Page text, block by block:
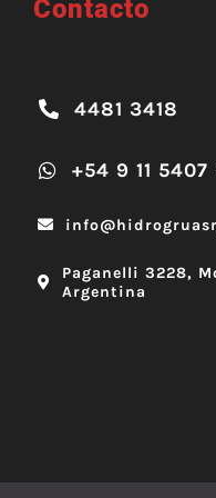
Contacto
4481 3418
+54 9 11
Paganelli 3228,
Argentina